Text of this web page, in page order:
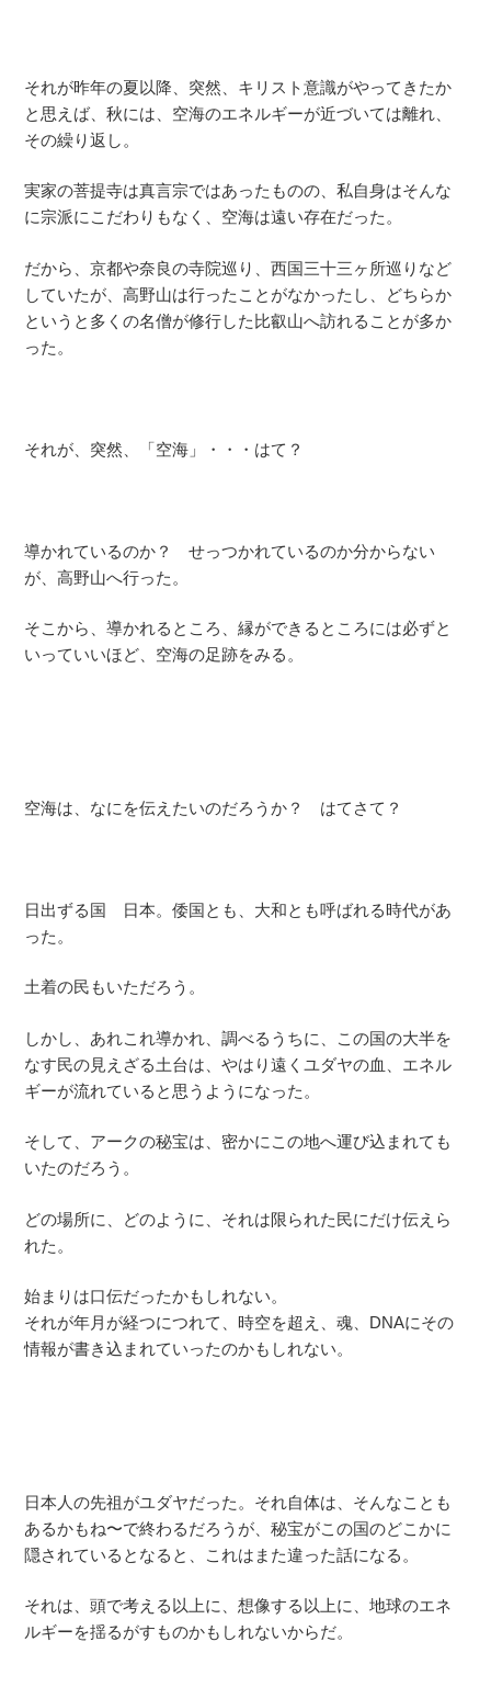
それが昨年の夏以降、突然、キリスト意識がやってきたか
と思えば、秋には、空海のエネルギーが近づいては離れ、
その繰り返し。
実家の菩提寺は真言宗ではあったものの、私自身はそんな
に宗派にこだわりもなく、空海は遠い存在だった。
だから、京都や奈良の寺院巡り、西国三十三ヶ所巡りなど
していたが、高野山は行ったことがなかったし、どちらか
というと多くの名僧が修行した比叡山へ訪れることが多か
った。
それが、突然、「空海」・・・はて？
導かれているのか？ せっつかれているのか分からない
が、高野山へ行った。
そこから、導かれるところ、縁ができるところには必ずと
いっていいほど、空海の足跡をみる。
空海は、なにを伝えたいのだろうか？ はてさて？
日出ずる国 日本。倭国とも、大和とも呼ばれる時代があ
った。
土着の民もいただろう。
しかし、あれこれ導かれ、調べるうちに、この国の大半を
なす民の見えざる土台は、やはり遠くユダヤの血、エネル
ギーが流れていると思うようになった。
そして、アークの秘宝は、密かにこの地へ運び込まれても
いたのだろう。
どの場所に、どのように、それは限られた民にだけ伝えら
れた。
始まりは口伝だったかもしれない。
それが年月が経つにつれて、時空を超え、魂、DNAにその
情報が書き込まれていったのかもしれない。
日本人の先祖がユダヤだった。それ自体は、そんなことも
あるかもね〜で終わるだろうが、秘宝がこの国のどこかに
隠されているとなると、これはまた違った話になる。
それは、頭で考える以上に、想像する以上に、地球のエネ
ルギーを揺るがすものかもしれないからだ。